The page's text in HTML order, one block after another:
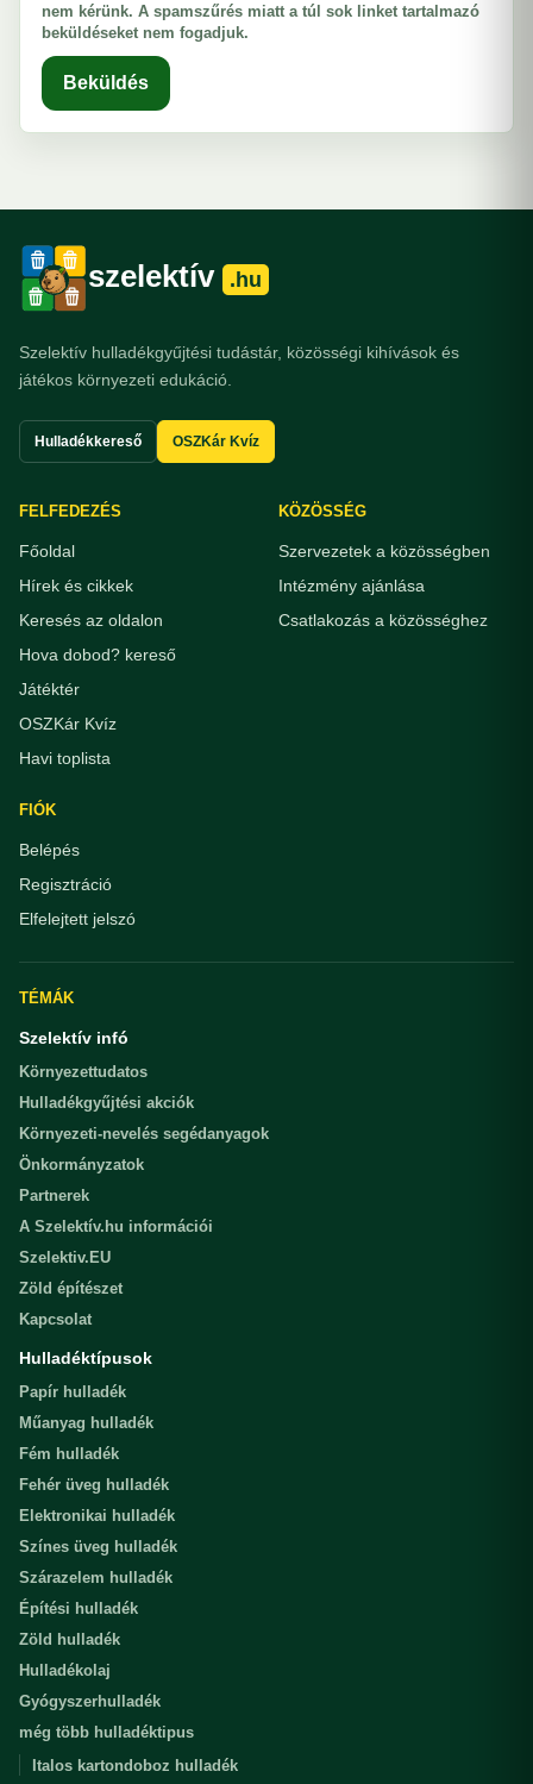
nem kérünk. A spamszűrés miatt a túl sok linket tartalmazó
beküldéseket nem fogadjuk.
Beküldés
szelektív .hu
Szelektív hulladékgyűjtési tudástár, közösségi kihívások és
játékos környezeti edukáció.
Hulladékkereső OSZKár Kvíz
FELFEDEZÉS
Főoldal
Hírek és cikkek
Keresés az oldalon
Hova dobod? kereső
Játéktér
OSZKár Kvíz
Havi toplista
KÖZÖSSÉG
Szervezetek a közösségben
Intézmény ajánlása
Csatlakozás a közösséghez
FIÓK
Belépés
Regisztráció
Elfelejtett jelszó
TÉMÁK
Szelektív infó
Környezettudatos
Hulladékgyűjtési akciók
Környezeti-nevelés segédanyagok
Önkormányzatok
Partnerek
A Szelektív.hu információi
Szelektiv.EU
Zöld építészet
Kapcsolat
Hulladéktípusok
Papír hulladék
Műanyag hulladék
Fém hulladék
Fehér üveg hulladék
Elektronikai hulladék
Színes üveg hulladék
Szárazelem hulladék
Építési hulladék
Zöld hulladék
Hulladékolaj
Gyógyszerhulladék
még több hulladéktipus
Italos kartondoboz hulladék